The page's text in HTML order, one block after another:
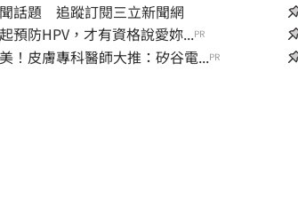
話題 追蹤訂閱三立新聞網
預防HPV，才有資格說愛妳...PR
！皮膚專科醫師大推：矽谷電...PR